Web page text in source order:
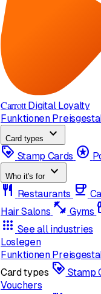
Carrott Digital Loyalty
Funktionen
Card types
expand_more
loyalty Stamp Cards stars
Who it's for expand_more
restaurant Restaurants coffee
Hair Salons fitness_center Gyms
apps See all industries
Loslegen
Funktionen
Card types loyalty Stamp
Vouchers